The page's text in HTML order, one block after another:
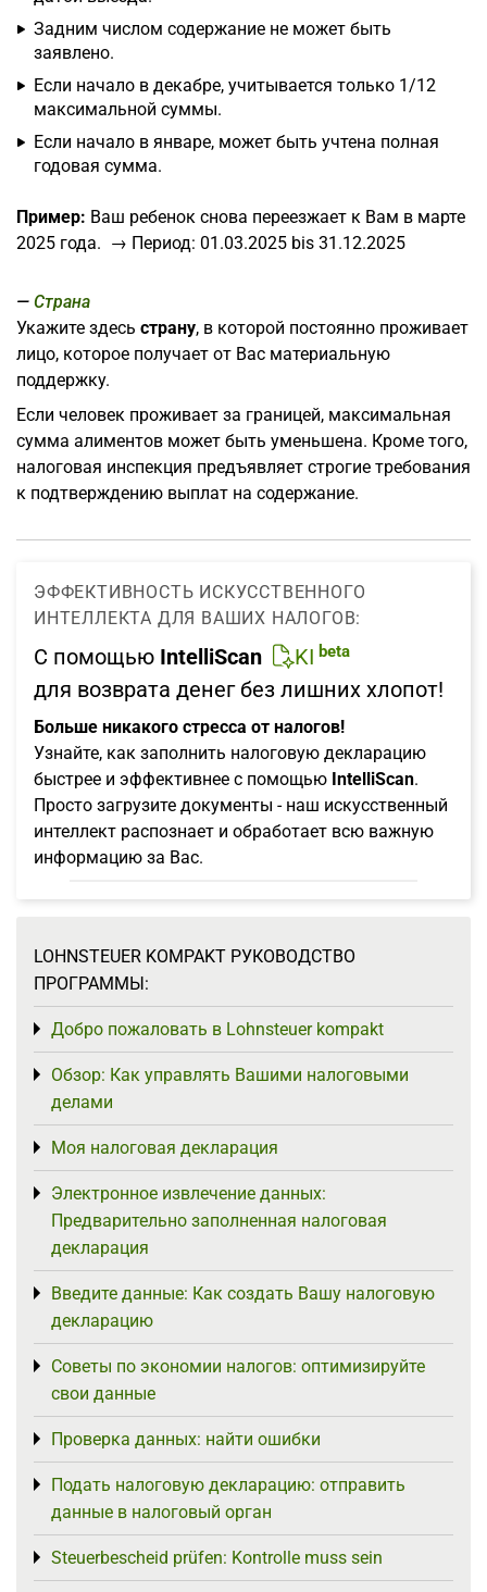
Задним числом содержание не может быть
заявлено.
Если начало в декабре, учитывается только 1/12
максимальной суммы.
Если начало в январе, может быть учтена полная
годовая сумма.
Пример: Ваш ребенок снова переезжает к Вам в марте
2025 года. → Период: 01.03.2025 bis 31.12.2025
Страна
Укажите здесь страну, в которой постоянно проживает
лицо, которое получает от Вас материальную
поддержку.
Если человек проживает за границей, максимальная
сумма алиментов может быть уменьшена. Кроме того,
налоговая инспекция предъявляет строгие требования
к подтверждению выплат на содержание.
ЭФФЕКТИВНОСТЬ ИСКУССТВЕННОГО
ИНТЕЛЛЕКТА ДЛЯ ВАШИХ НАЛОГОВ:
С помощью IntelliScan KI beta
для возврата денег без лишних хлопот!
Больше никакого стресса от налогов!
Узнайте, как заполнить налоговую декларацию
быстрее и эффективнее с помощью IntelliScan.
Просто загрузите документы - наш искусственный
интеллект распознает и обработает всю важную
информацию за Вас.
LOHNSTEUER KOMPAKT РУКОВОДСТВО
ПРОГРАММЫ:
Добро пожаловать в Lohnsteuer kompakt
Toggle menu
Обзор: Как управлять Вашими налоговыми
делами
Toggle menu
Моя налоговая декларация
Toggle menu
Электронное извлечение данных:
Предварительно заполненная налоговая
декларация
Toggle menu
Введите данные: Как создать Вашу налоговую
декларацию
Toggle menu
Советы по экономии налогов: оптимизируйте
свои данные
Toggle menu
Проверка данных: найти ошибки
Toggle menu
Подать налоговую декларацию: отправить
данные в налоговый орган
Toggle menu
Steuerbescheid prüfen: Kontrolle muss sein
Toggle menu